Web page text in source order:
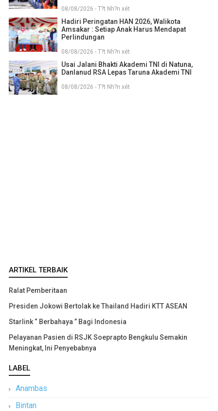
08/08/2026 - T?t Nh?n xét
Hadiri Peringatan HAN 2026, Walikota
Amsakar : Setiap Anak Harus Mendapat
Perlindungan
08/08/2026 - T?t Nh?n xét
Usai Jalani Bhakti Akademi TNI di Natuna,
Danlanud RSA Lepas Taruna Akademi TNI
08/08/2026 - T?t Nh?n xét
ARTIKEL TERBAIK
Ralat Pemberitaan
Presiden Jokowi Bertolak ke Thailand Hadiri KTT ASEAN
Starlink “ Berbahaya ” Bagi Indonesia
Pelayanan Pasien di RSJK Soeprapto Bengkulu Semakin
Meningkat, Ini Penyebabnya
LABEL
Anambas
Bintan